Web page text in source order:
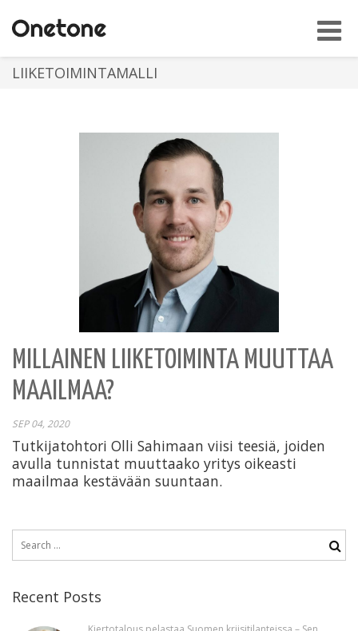
LIIKETOIMINTAMALLI
MILLAINEN LIIKETOIMINTA MUUTTAA
MAAILMAA?
SEP 04, 2020
Tutkijatohtori Olli Sahimaan viisi teesiä, joiden
avulla tunnistat muuttaako yritys oikeasti
maailmaa kestävään suuntaan.
Search
Recent Posts